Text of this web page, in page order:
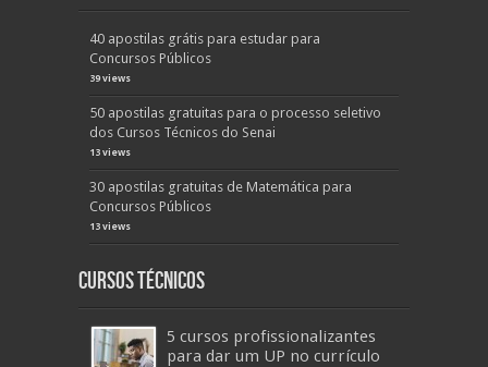
40 apostilas grátis para estudar para
Concursos Públicos
39 views
50 apostilas gratuitas para o processo seletivo
dos Cursos Técnicos do Senai
13 views
30 apostilas gratuitas de Matemática para
Concursos Públicos
13 views
Cursos Técnicos
5 cursos profissionalizantes
para dar um UP no currículo